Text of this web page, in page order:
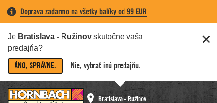
Doprava zadarmo na všetky balíky od 99 EUR
Je Bratislava - Ružinov skutočne vaša
predajňa?
ÁNO, SPRÁVNE. Nie, vybrať inú predajňu.
Bratislava - Ružinov